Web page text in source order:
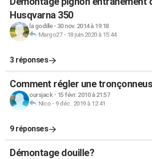
Husqvarna 350
la godille- 30 nov. 2014 à 19:18
Margo27- 18 juin 2020 à 15:44
3 réponses
Comment régler une
oursjack- 15 févr. 2010 à 21:57
Nico- 9 déc. 2019 à 12:41
9 réponses
Démontage douille?